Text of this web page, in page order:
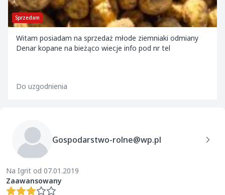
Sprzedam
Witam posiadam na sprzedaż młode ziemniaki odmiany
Denar kopane na bieżąco wiecje info pod nr tel
Do uzgodnienia
Gospodarstwo-rolne@wp.pl
Na Igrit od 07.01.2019
Zaawansowany